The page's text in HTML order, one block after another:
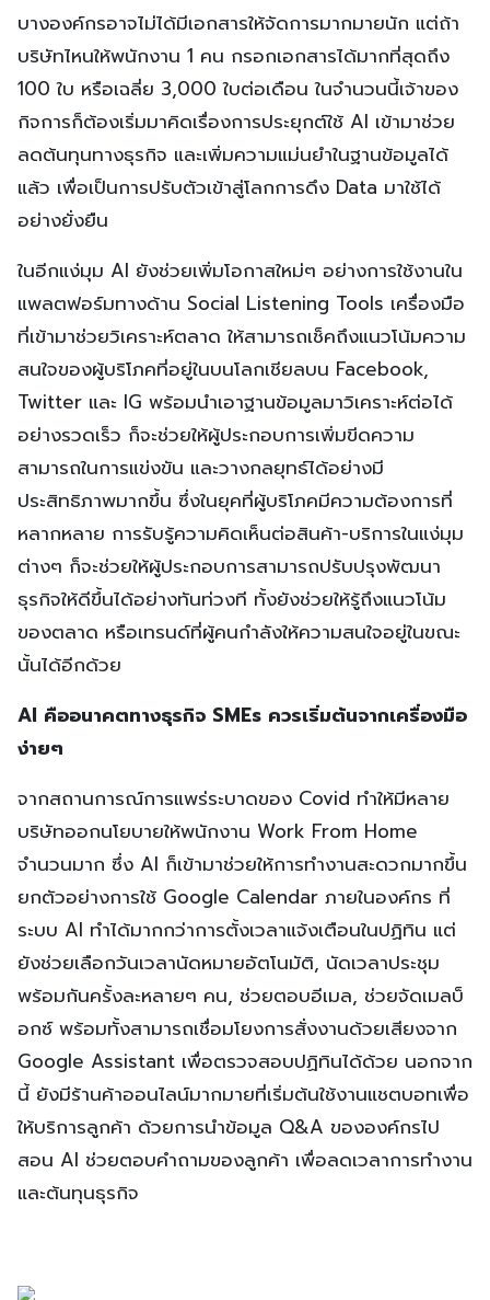
บางองค์กรอาจไม่ได้มีเอกสารให้จัดการมากมายนัก แต่ถ้า
บริษัทไหนให้พนักงาน 1 คน กรอกเอกสารได้มากที่สุดถึง
100 ใบ หรือเฉลี่ย 3,000 ใบต่อเดือน ในจำนวนนี้เจ้าของ
กิจการก็ต้องเริ่มมาคิดเรื่องการประยุกต์ใช้ AI เข้ามาช่วย
ลดต้นทุนทางธุรกิจ และเพิ่มความแม่นยำในฐานข้อมูลได้
แล้ว เพื่อเป็นการปรับตัวเข้าสู่โลกการดึง Data มาใช้ได้
อย่างยั่งยืน
ในอีกแง่มุม AI ยังช่วยเพิ่มโอกาสใหม่ๆ อย่างการใช้งานใน
แพลตฟอร์มทางด้าน Social Listening Tools เครื่องมือ
ที่เข้ามาช่วยวิเคราะห์ตลาด ให้สามารถเช็คถึงแนวโน้มความ
สนใจของผู้บริโภคที่อยู่ในบนโลกเชียลบน Facebook,
Twitter และ IG พร้อมนำเอาฐานข้อมูลมาวิเคราะห์ต่อได้
อย่างรวดเร็ว ก็จะช่วยให้ผู้ประกอบการเพิ่มขีดความ
สามารถในการแข่งขัน และวางกลยุทธ์ได้อย่างมี
ประสิทธิภาพมากขึ้น ซึ่งในยุคที่ผู้บริโภคมีความต้องการที่
หลากหลาย การรับรู้ความคิดเห็นต่อสินค้า-บริการในแง่มุม
ต่างๆ ก็จะช่วยให้ผู้ประกอบการสามารถปรับปรุงพัฒนา
ธุรกิจให้ดีขึ้นได้อย่างทันท่วงที ทั้งยังช่วยให้รู้ถึงแนวโน้ม
ของตลาด หรือเทรนด์ที่ผู้คนกำลังให้ความสนใจอยู่ในขณะ
นั้นได้อีกด้วย
AI คืออนาคตทางธุรกิจ SMEs ควรเริ่มต้นจากเครื่องมือ
ง่ายๆ
จากสถานการณ์การแพร่ระบาดของ Covid ทำให้มีหลาย
บริษัทออกนโยบายให้พนักงาน Work From Home
จำนวนมาก ซึ่ง AI ก็เข้ามาช่วยให้การทำงานสะดวกมากขึ้น
ยกตัวอย่างการใช้ Google Calendar ภายในองค์กร ที่
ระบบ AI ทำได้มากกว่าการตั้งเวลาแจ้งเตือนในปฏิทิน แต่
ยังช่วยเลือกวันเวลานัดหมายอัตโนมัติ, นัดเวลาประชุม
พร้อมกันครั้งละหลายๆ คน, ช่วยตอบอีเมล, ช่วยจัดเมลบ็
อกซ์ พร้อมทั้งสามารถเชื่อมโยงการสั่งงานด้วยเสียงจาก
Google Assistant เพื่อตรวจสอบปฏิทินได้ด้วย นอกจาก
นี้ ยังมีร้านค้าออนไลน์มากมายที่เริ่มต้นใช้งานแชตบอทเพื่อ
ให้บริการลูกค้า ด้วยการนำข้อมูล Q&A ขององค์กรไป
สอน AI ช่วยตอบคำถามของลูกค้า เพื่อลดเวลาการทำงาน
และต้นทุนธุรกิจ